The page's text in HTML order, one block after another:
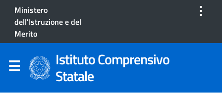
Ministero
dell'Istruzione e del
Merito
⋮
Istituto Comprensivo
Statale